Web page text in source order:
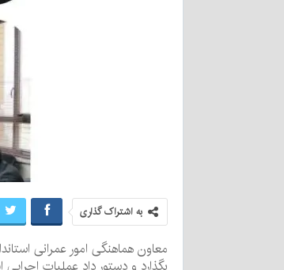
به اشتراک گذاری
معاون هماهنگی امور عمرانی